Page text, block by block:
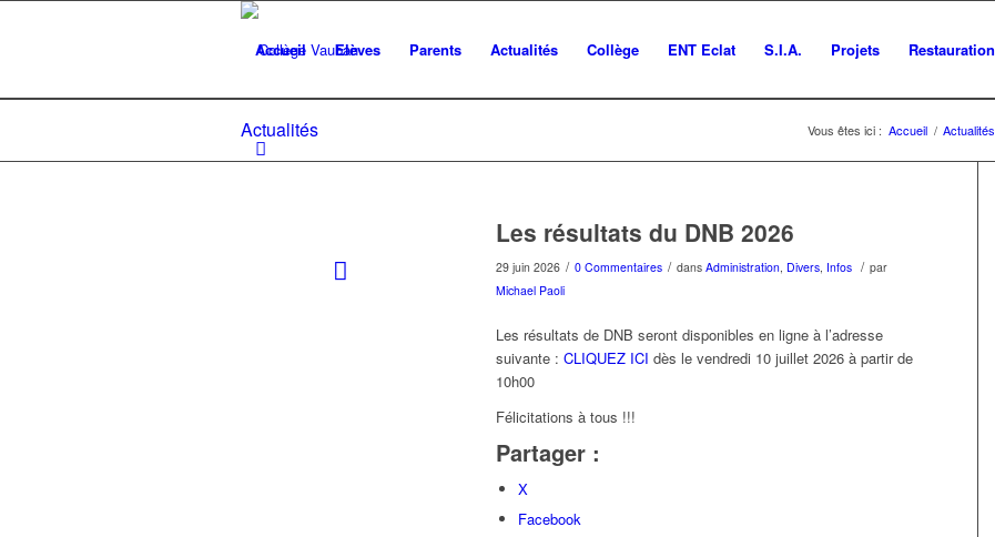
Accueil Elèves Parents Actualités Collège ENT Eclat S.I.A. Projets Restauration
Actualités Vous êtes ici : Accueil / Actualités
Les résultats du DNB 2026
29 juin 2026 / 0 Commentaires / dans Administration, Divers, Infos / par
Michael Paoli
Les résultats de DNB seront disponibles en ligne à l’adresse
suivante : CLIQUEZ ICI dès le vendredi 10 juillet 2026 à partir de
10h00
Félicitations à tous !!!
Partager :
X
Facebook